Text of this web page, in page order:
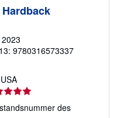
2023
9780316573337
des